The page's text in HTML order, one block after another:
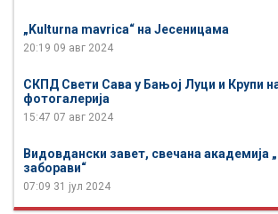
„Kulturna mavrica“ на Јесеницама
20:19 09 авг 2024
СКПД Свети Сава у Бањој Луци и Крупи
фотогалерија
15:47 07 авг 2024
Видовдански завет, свечана академија
заборави“
07:09 31 јул 2024